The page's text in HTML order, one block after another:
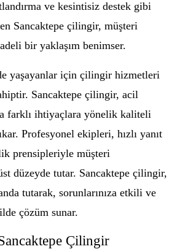
ve kesintisiz destek gibi
Sancaktepe çilingir, müşteri
bir yaklaşım benimser.
yaşayanlar için çilingir hizmetleri
Sancaktepe çilingir, acil
farklı ihtiyaçlara yönelik kaliteli
Profesyonel ekipleri, hızlı yanıt
prensipleriyle müşteri
düzeyde tutar. Sancaktepe çilingir,
tutarak, sorunlarınıza etkili ve
çözüm sunar.
Çilingir